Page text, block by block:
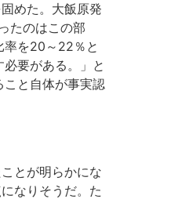
めた。大飯原発
たのはこの部
率を20～22％と
要がある。」と
と自体が事実認
とが明らかにな
なりそうだ。た